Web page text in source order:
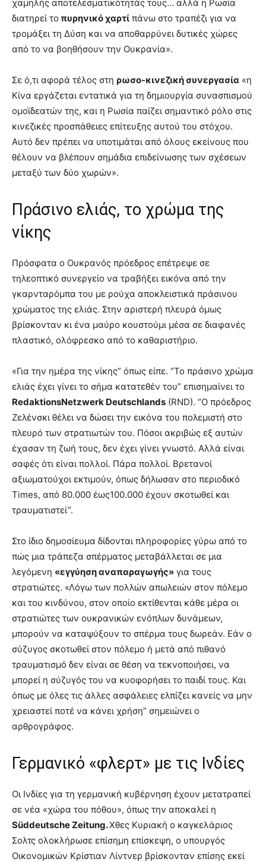
χαμηλής αποτελεσματικότητάς τους… αλλά η Ρωσία
διατηρεί το πυρηνικό χαρτί πάνω στο τραπέζι για να
τρομάξει τη Δύση και να αποθαρρύνει δυτικές χώρες
από το να βοηθήσουν την Ουκρανία».
Σε ό,τι αφορά τέλος στη ρωσο-κινεζική συνεργασία «η
Κίνα εργάζεται εντατικά για τη δημιουργία συνασπισμού
ομοϊδεατών της, και η Ρωσία παίζει σημαντικό ρόλο στις
κινεζικές προσπάθειες επίτευξης αυτού του στόχου.
Αυτό δεν πρέπει να υποτιμάται από όλους εκείνους που
θέλουν να βλέπουν σημάδια επιδείνωσης των σχέσεων
μεταξύ των δύο χωρών».
Πράσινο ελιάς, το χρώμα της
νίκης
Πρόσφατα ο Ουκρανός πρόεδρος επέτρεψε σε
τηλεοπτικό συνεργείο να τραβήξει εικόνα από την
γκαρνταρόμπα του με ρούχα αποκλειστικά πράσινου
χρώματος της ελιάς. Στην αριστερή πλευρά όμως
βρίσκονταν κι ένα μαύρο κουστούμι μέσα σε διαφανές
πλαστικό, ολόφρεσκο από το καθαριστήριο.
«Για την ημέρα της νίκης” όπως είπε. “Το πράσινο χρώμα
ελιάς έχει γίνει το σήμα κατατεθέν του” επισημαίνει το
RedaktionsNetzwerk Deutschlands (RND). “Ο πρόεδρος
Ζελένσκι θέλει να δώσει την εικόνα του πολεμιστή στο
πλευρό των στρατιωτών του. Πόσοι ακριβώς εξ αυτών
έχασαν τη ζωή τους, δεν έχει γίνει γνωστό. Αλλά είναι
σαφές ότι είναι πολλοί. Πάρα πολλοί. Βρετανοί
αξιωματούχοι εκτιμούν, όπως δήλωσαν στο περιοδικό
Times, από 80.000 έως100.000 έχουν σκοτωθεί και
τραυματιστεί”.
Στο ίδιο δημοσίευμα δίδονται πληροφορίες γύρω από το
πώς μια τράπεζα σπέρματος μεταβάλλεται σε μια
λεγόμενη «εγγύηση αναπαραγωγής» για τους
στρατιώτες. «Λόγω των πολλών απωλειών στον πόλεμο
και του κινδύνου, στον οποίο εκτίθενται κάθε μέρα οι
στρατιώτες των ουκρανικών ενόπλων δυνάμεων,
μπορούν να καταψύξουν το σπέρμα τους δωρεάν. Εάν ο
σύζυγος σκοτωθεί στον πόλεμο ή μετά από πιθανό
τραυματισμό δεν είναι σε θέση να τεκνοποιήσει, να
μπορεί η σύζυγός του να κυοφορήσει το παιδί τους. Και
όπως με όλες τις άλλες ασφάλειες ελπίζει κανείς να μην
χρειαστεί ποτέ να κάνει χρήση” σημειώνει ο
αρθρογράφος.
Γερμανικό «φλερτ» με τις Ινδίες
Οι Ινδίες για τη γερμανική κυβέρνηση έχουν μετατραπεί
σε νέα «χώρα του πόθου», όπως την αποκαλεί η
Süddeutsche Zeitung.Xθες Κυριακή ο καγκελάριος
Σολτς ολοκλήρωσε επίσημη επίσκεψη, ο υπουργός
Οικονομικών Κρίστιαν Λίντνερ βρίσκονταν επίσης εκεί